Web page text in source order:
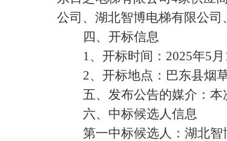
公司、 湖北智博电梯有限公司
四、开标信息
1、开标时间：2025年5月
2、开标地点：巴东县烟
五、发布公告的媒介： 本
六、中标候选人信息
第一中标候选人： 湖北智